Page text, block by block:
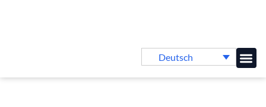
Deutsch